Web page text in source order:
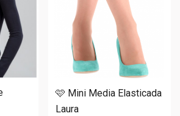
🩷 Mini Media Elasticada
Laura